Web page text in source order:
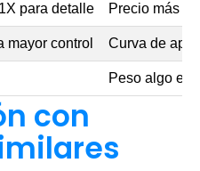
para detalle Precio más
mayor control Curva de
Peso algo
con